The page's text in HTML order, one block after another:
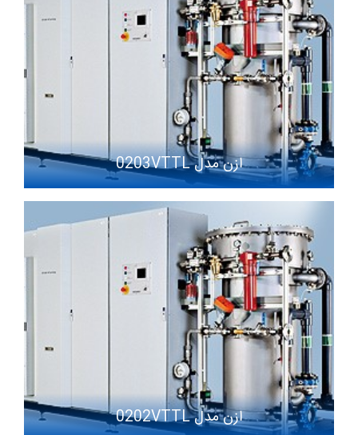
ازن مدل 0203VTTL
ازن مدل 0202VTTL